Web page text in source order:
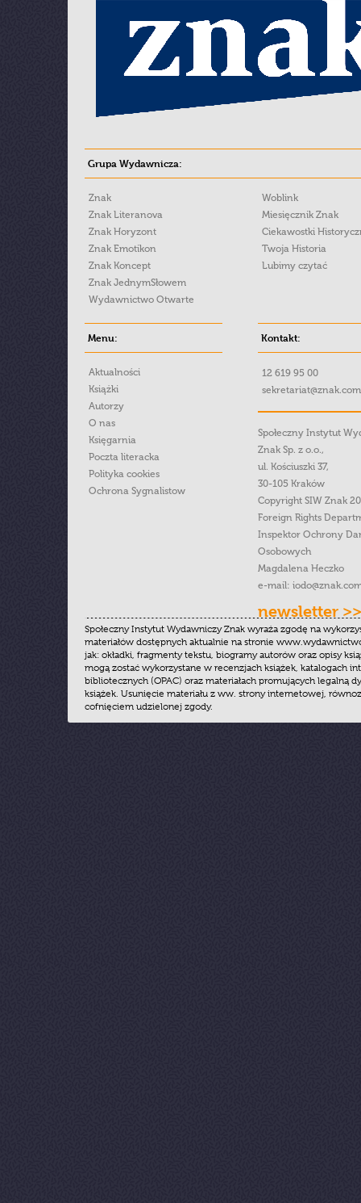
Grupa Wydawnicza:
Znak
Znak Literanova
Znak Horyzont
Znak Emotikon
Znak Koncept
Znak JednymSłowem
Wydawnictwo Otwarte
Woblink
Miesięcznik Znak
Ciekawostki
Twoja Historia
Lubimy czytać
Menu:
Aktualności
Książki
Autorzy
O nas
Księgarnia
Poczta literacka
Polityka cookies
Ochrona Sygnalistow
Kontakt:
12 619 95 00
Społeczny Instytut
Znak Sp. z o.o.,
ul. Kościuszki 37,
30-105 Kraków
Copyright SIW Znak
Foreign Rights
Inspektor Ochrony
Osobowych
Magdalena Heczko
e-mail:
newsletter >>
Społeczny Instytut Wydawniczy Znak wyraża zgodę na
materiałów dostępnych aktualnie na stronie
jak: okładki, fragmenty tekstu, biogramy autorów oraz opisy
mogą zostać wykorzystane w recenzjach książek, katalogach
bibliotecznych (OPAC) oraz materiałach promujących legalną
książek. Usunięcie materiału z ww. strony internetowej,
cofnięciem udzielonej zgody.